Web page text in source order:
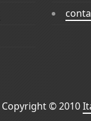
Copyright © 2010